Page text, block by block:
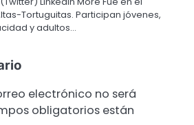
Tortuguitas. Participan jóvenes,
y adultos…
electrónico no será
obligatorios están